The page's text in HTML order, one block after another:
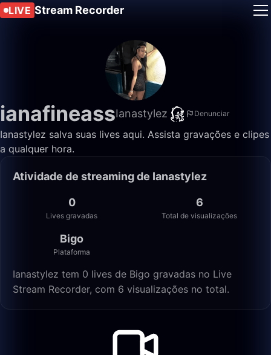
LIVE Stream Recorder
ianafineassIanastylez Denunciar
Ianastylez salva suas lives aqui. Assista gravações e clipes
a qualquer hora.
Atividade de streaming de Ianastylez
0
Lives gravadas
6
Total de visualizações
Bigo
Plataforma
Ianastylez tem 0 lives de Bigo gravadas no Live
Stream Recorder, com 6 visualizações no total.